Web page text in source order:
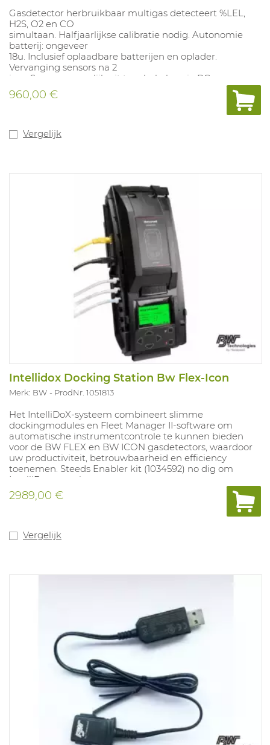
Gasdetector herbruikbaar multigas detecteert %LEL,
H2S, O2 en CO
simultaan. Halfjaarlijkse calibratie nodig. Autonomie
batterij: ongeveer
18u. Inclusief oplaadbare batterijen en oplader.
Vervanging sensors na 2
jaar. Sensors mogelijk uit te schakelen via PC.
Concentratie steeds
zichtbaar op de LCD-display. Registratie STEL/TWA
met LEL sensor
Alarmwaarden: O2 19,5%-
23,5%, CO 25-200PPM niet-gefilterde LEL 10%-20%, H2S
10-15PPM Compatibel
Verschil met de GasAlertMicroClipXL: drie jaar garantie
en een O2 sensor
met levensduur tot 5 jaar en meer.
960,00 €
Vergelijk
Intellidox Docking Station Bw Flex-Icon
Merk: BW ProdNr. 1051813
Het IntelliDoX-systeem combineert slimme
dockingmodules en Fleet Manager II-software om
automatische instrumentcontrole te kunnen bieden
voor de BW FLEX en BW ICON gasdetectors, waardoor
uw productiviteit, betrouwbaarheid en efficiency
toenemen. Steeds Enabler kit (1034592) no dig om
IntelliDox te activeren.
2989,00 €
Vergelijk